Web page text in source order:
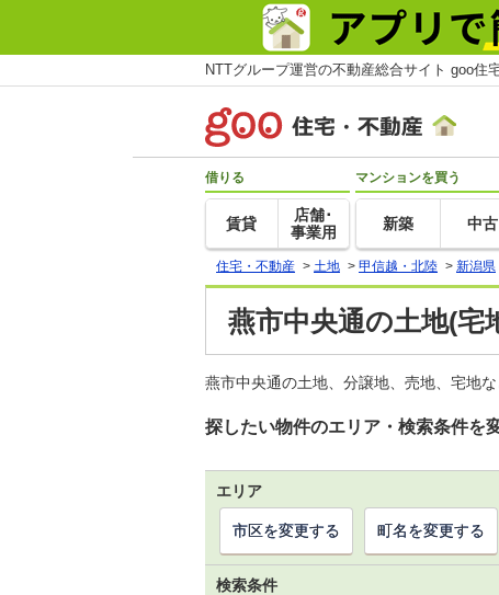
NTTグループ運営の不動産総合サイト goo住
借りる
賃貸
店舗･
事業用
マンションを買う
新築 中古
住宅・不動産 > 土地 > 甲信越・北陸 > 新潟県
燕市中央通の土地(宅
燕市中央通の土地、分譲地、売地、宅地
探したい物件のエリア・検索条件を
エリア
市区を変更する 町名を変更する
検索条件